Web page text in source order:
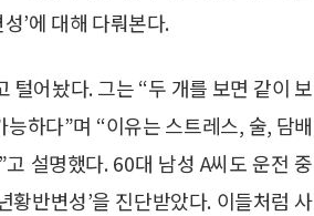
’에 대해 다뤄본다.
털어놨다. 그는 “두 개를 보면 같이 보
하다”며 “이유는 스트레스, 술, 담배
설명했다. 60대 남성 A씨도 운전 중
반변성’을 진단받았다. 이들처럼 사